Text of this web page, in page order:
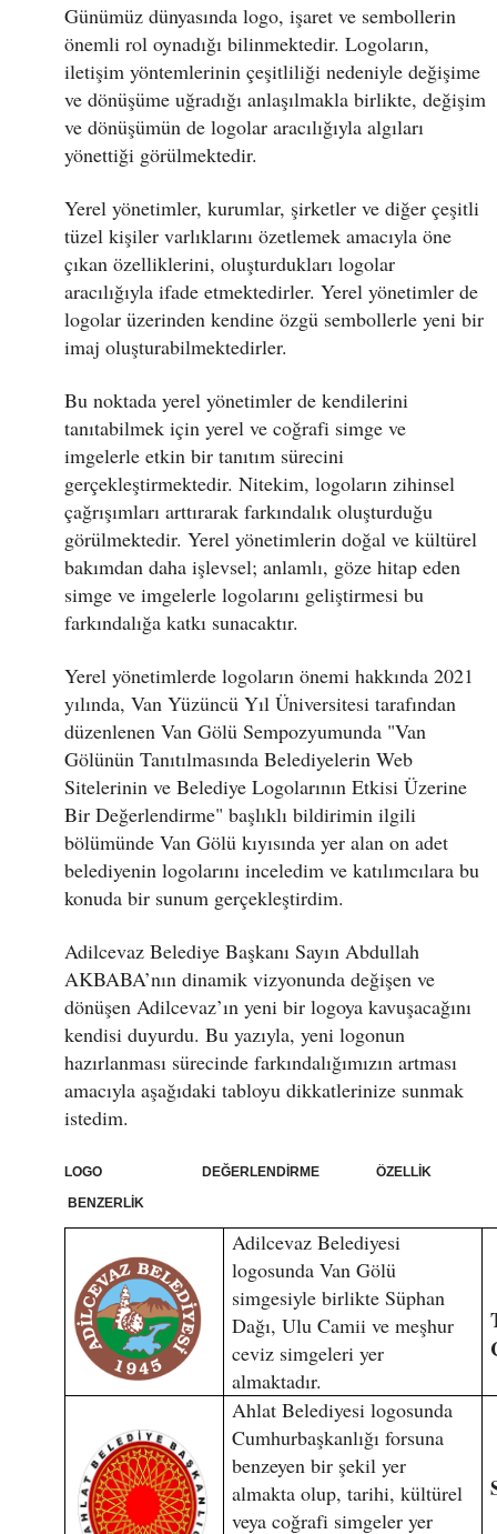
Günümüz dünyasında logo, işaret ve sembollerin
önemli rol oynadığı bilinmektedir. Logoların,
iletişim yöntemlerinin çeşitliliği nedeniyle değişime
ve dönüşüme uğradığı anlaşılmakla birlikte, değişim
ve dönüşümün de logolar aracılığıyla algıları
yönettiği görülmektedir.
Yerel yönetimler, kurumlar, şirketler ve diğer çeşitli
tüzel kişiler varlıklarını özetlemek amacıyla öne
çıkan özelliklerini, oluşturdukları logolar
aracılığıyla ifade etmektedirler. Yerel yönetimler de
logolar üzerinden kendine özgü sembollerle yeni bir
imaj oluşturabilmektedirler.
Bu noktada yerel yönetimler de kendilerini
tanıtabilmek için yerel ve coğrafi simge ve
imgelerle etkin bir tanıtım sürecini
gerçekleştirmektedir. Nitekim, logoların zihinsel
çağrışımları arttırarak farkındalık oluşturduğu
görülmektedir. Yerel yönetimlerin doğal ve kültürel
bakımdan daha işlevsel; anlamlı, göze hitap eden
simge ve imgelerle logolarını geliştirmesi bu
farkındalığa katkı sunacaktır.
Yerel yönetimlerde logoların önemi hakkında 2021
yılında, Van Yüzüncü Yıl Üniversitesi tarafından
düzenlenen Van Gölü Sempozyumunda "Van
Gölünün Tanıtılmasında Belediyelerin Web
Sitelerinin ve Belediye Logolarının Etkisi Üzerine
Bir Değerlendirme" başlıklı bildirimin ilgili
bölümünde Van Gölü kıyısında yer alan on adet
belediyenin logolarını inceledim ve katılımcılara bu
konuda bir sunum gerçekleştirdim.
Adilcevaz Belediye Başkanı Sayın Abdullah
AKBABA’nın dinamik vizyonunda değişen ve
dönüşen Adilcevaz’ın yeni bir logoya kavuşacağını
kendisi duyurdu. Bu yazıyla, yeni logonun
hazırlanması sürecinde farkındalığımızın artması
amacıyla aşağıdaki tabloyu dikkatlerinize sunmak
istedim.
LOGO DEĞERLENDİRME ÖZELLİK
BENZERLİK
Adilcevaz Belediyesi
logosunda Van Gölü
simgesiyle birlikte Süphan
Dağı, Ulu Camii ve meşhur
ceviz simgeleri yer
almaktadır.
Ahlat Belediyesi logosunda
Cumhurbaşkanlığı forsuna
benzeyen bir şekil yer
almakta olup, tarihi, kültürel
veya coğrafi simgeler yer